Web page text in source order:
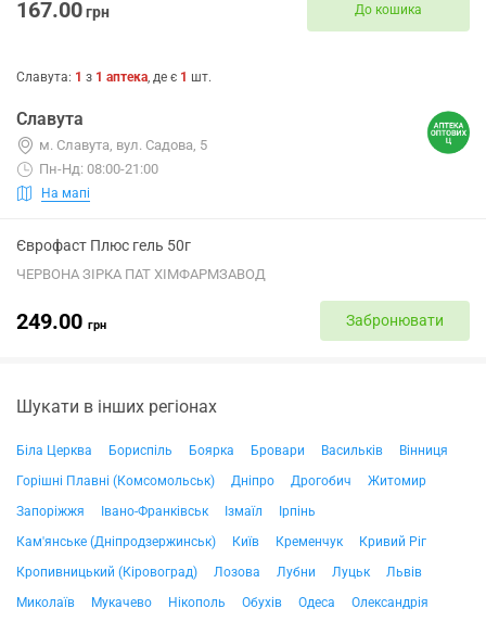
167.00грн До кошика
Славута: 1 з 1 аптека, де є 1 шт.
Славута
м. Славута, вул. Садова, 5
Пн-Нд: 08:00-21:00
На мапі
Єврофаст Плюс гель 50г
ЧЕРВОНА ЗІРКА ПАТ ХІМФАРМЗАВОД
249.00 грн Забронювати
Шукати в інших регіонах
Біла Церква Бориспіль Боярка Бровари Васильків
Вінниця
Горішні Плавні (Комсомольськ)
Дніпро Дрогобич
Житомир
Запоріжжя
Івано-Франківськ Ізмаїл
Ірпінь
Кам'янське (Дніпродзержинськ)
Київ Кременчук
Кривий Ріг
Кропивницький (Кіровоград)
Лозова Лубни Луцьк
Львів
Миколаїв
Мукачево Нікополь Обухів Одеса
Олександрія